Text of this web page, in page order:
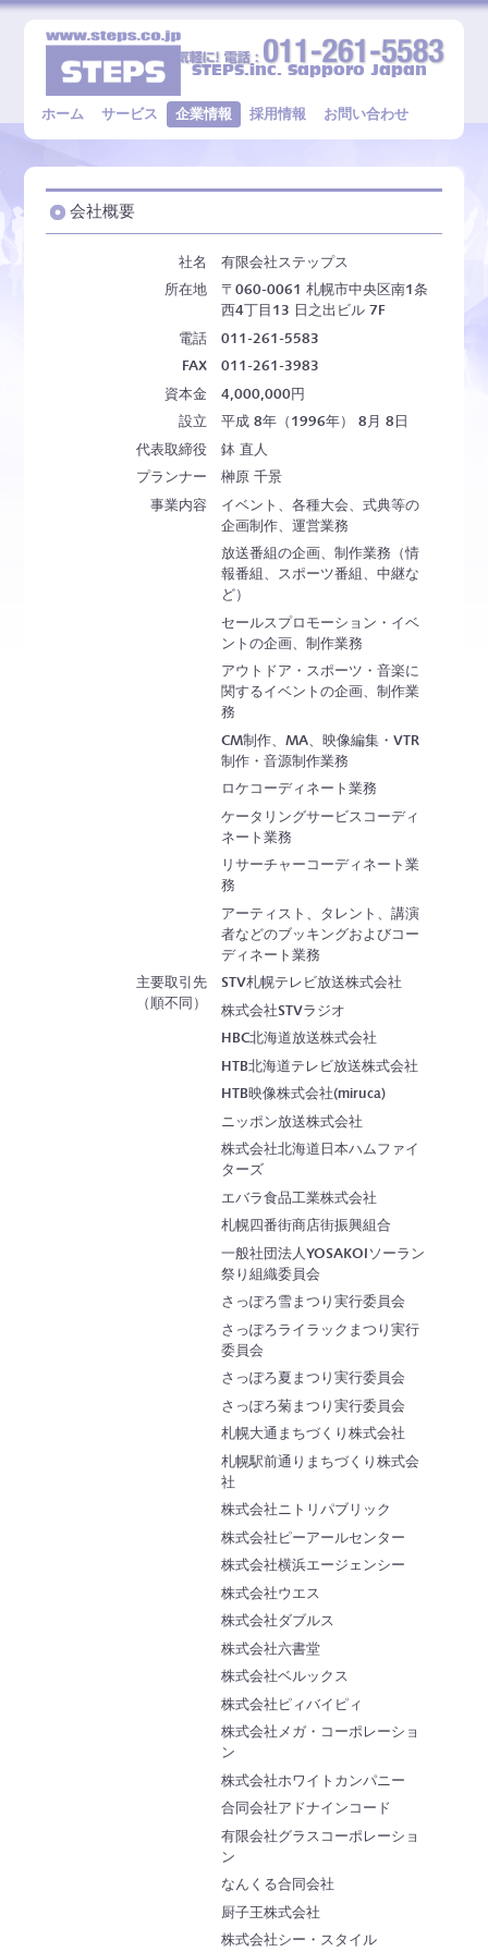
有限会社ステッ
STEPS.inc. Sapporo Japan
ホーム サービス 企業情報 採用情報 お問い合わせ
会社概要
社名
有限会社ステップス
所在地
〒060-0061 札幌市中央区南1条
西4丁目13 日之出ビル 7F
電話
011-261-5583
FAX
011-261-3983
資本金
4,000,000円
設立
平成 8年（1996年） 8月 8日
代表取締役
鉢 直人
プランナー
榊原 千景
事業内容
イベント、各種大会、式典等の
企画制作、運営業務
放送番組の企画、制作業務（情
報番組、スポーツ番組、中継な
ど）
セールスプロモーション・イベ
ントの企画、制作業務
アウトドア・スポーツ・音楽に
関するイベントの企画、制作業
務
CM制作、MA、映像編集・VTR
制作・音源制作業務
ロケコーディネート業務
ケータリングサービスコーディ
ネート業務
リサーチャーコーディネート業
務
アーティスト、タレント、講演
者などのブッキングおよびコー
ディネート業務
主要取引先
（順不同）
STV札幌テレビ放送株式会社
株式会社STVラジオ
HBC北海道放送株式会社
HTB北海道テレビ放送株式会社
HTB映像株式会社(miruca)
ニッポン放送株式会社
株式会社北海道日本ハムファイ
ターズ
エバラ食品工業株式会社
札幌四番街商店街振興組合
一般社団法人YOSAKOIソーラン
祭り組織委員会
さっぽろ雪まつり実行委員会
さっぽろライラックまつり実行
委員会
さっぽろ夏まつり実行委員会
さっぽろ菊まつり実行委員会
札幌大通まちづくり株式会社
札幌駅前通りまちづくり株式会
社
株式会社ニトリパブリック
株式会社ピーアールセンター
株式会社横浜エージェンシー
株式会社ウエス
株式会社ダブルス
株式会社六書堂
株式会社ベルックス
株式会社ピィバイピィ
株式会社メガ・コーポレーショ
ン
株式会社ホワイトカンパニー
合同会社アドナインコード
有限会社グラスコーポレーショ
ン
なんくる合同会社
厨子王株式会社
株式会社シー・スタイル